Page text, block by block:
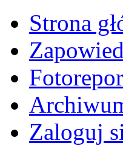
Strona
Zaloguj